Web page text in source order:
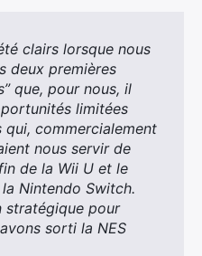
clairs lorsque nous
deux premières
que, pour nous, il
limitées
qui, commercialement
nous servir de
de la Wii U et le
Nintendo Switch.
stratégique pour
sorti la NES